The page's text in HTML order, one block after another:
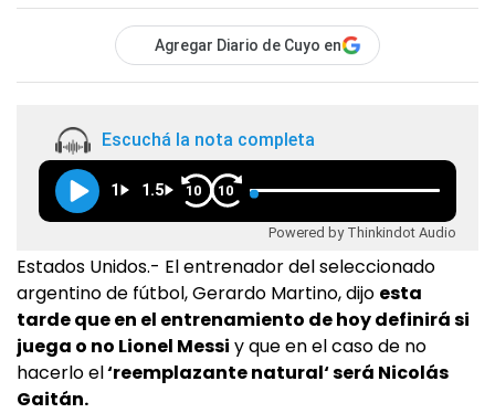
Agregar Diario de Cuyo en
Escuchá la nota completa
1 1.5 10 10
Powered by Thinkindot Audio
Estados Unidos.- El entrenador del seleccionado
argentino de fútbol, Gerardo Martino, dijo esta
tarde que en el entrenamiento de hoy definirá si
juega o no Lionel Messi y que en el caso de no
hacerlo el‘reemplazante natural‘ será Nicolás
Gaitán.